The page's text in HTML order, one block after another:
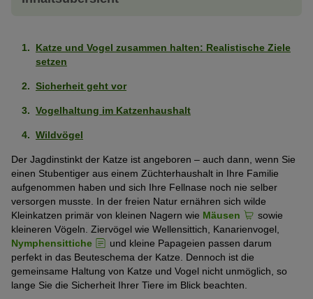
Katze und Vogel zusammen halten: Realistische Ziele
setzen
Sicherheit geht vor
Vogelhaltung im Katzenhaushalt
Wildvögel
Der Jagdinstinkt der Katze ist angeboren – auch dann, wenn Sie
einen Stubentiger aus einem Züchterhaushalt in Ihre Familie
aufgenommen haben und sich Ihre Fellnase noch nie selber
versorgen musste. In der freien Natur ernähren sich wilde
Kleinkatzen primär von kleinen Nagern wie Mäusen
sowie
kleineren Vögeln. Ziervögel wie Wellensittich, Kanarienvogel,
Nymphensittiche
und kleine Papageien passen darum
perfekt in das Beuteschema der Katze. Dennoch ist die
gemeinsame Haltung von Katze und Vogel nicht unmöglich, so
lange Sie die Sicherheit Ihrer Tiere im Blick beachten.